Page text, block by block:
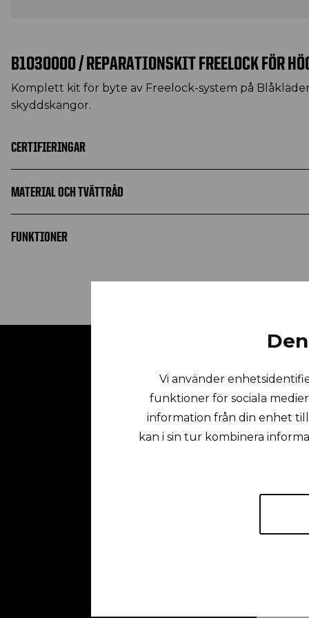
Vi använder
funktioner för sociala
information från din enhet till
kan i sin tur kombinera
B1030000 / REPARATIONSKIT FREELOCK FÖR
Komplett kit för byte av Freelock-system på
skyddskängor.
CERTIFIERINGAR
MATERIAL OCH TVÄTTRÅD
FUNKTIONER